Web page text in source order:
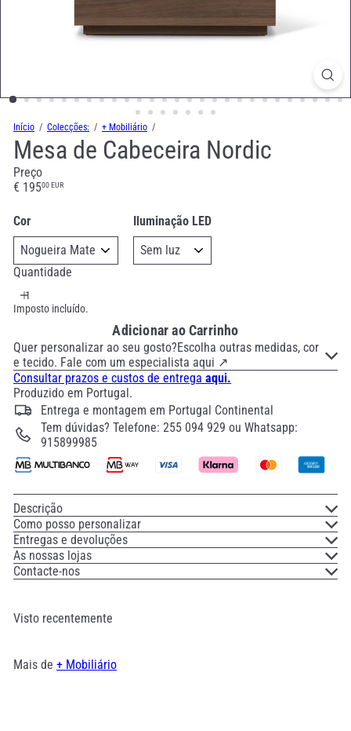
Início Colecções: + Mobiliário
Mesa de Cabeceira Nordic
Preço
Preço
€ 19500 EUR
Cor Iluminação LED
Quantidade
Imposto incluído.
Adicionar ao Carrinho
Quer personalizar ao seu gosto?Escolha outras medidas, cor
e tecido. Fale com um especialista aqui ↗
Consultar prazos e custos de entrega aqui.
Produzido em Portugal.
Entrega e montagem em Portugal Continental
Tem dúvidas? Telefone: 255 094 929 ou Whatsapp:
915899985
Descrição
Como posso personalizar
Entregas e devoluções
As nossas lojas
Contacte-nos
Visto recentemente
Mais de + Mobiliário